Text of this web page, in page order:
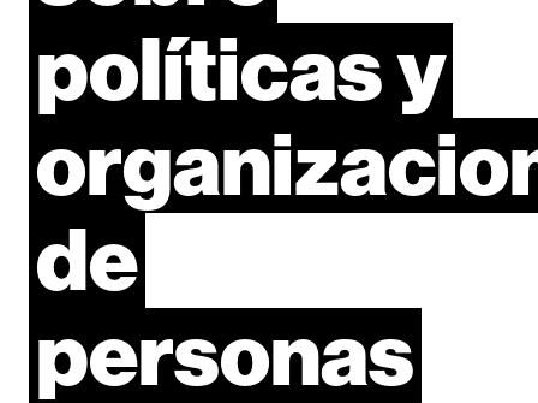
políticasy
de
personas